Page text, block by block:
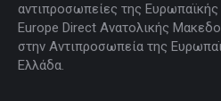
αντιπροσωπείες της
Europe Direct Ανατολικής
στην Αντιπροσωπεία της
Ελλάδα.